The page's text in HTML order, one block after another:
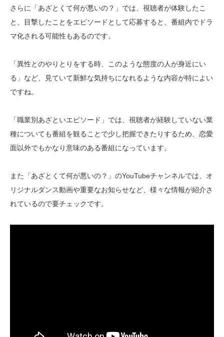
さらに「あざとくて何が悪いの？」では、視聴者が体験したこ
と、目撃したことをエピソードとして応募すると、番組内でドラ
マ化される可能性もあるのです。
「異性とのやりとりをする時、このような態度の人が身近にい
る」など、見ていて新鮮な気持ちになれるような内容が特によい
ですね。
「職業別あざといエピソード」では、視聴者が経験していない業
種についても番組を観ることで少し把握できたりするため、恋愛
面以外でもかなり意味のある番組になっています。
また「あざとくて何が悪いの？」のYouTubeチャンネルでは、オ
リジナルダンス動画や重要なお知らせなど、様々な情報が紹介さ
れているので要チェックです。